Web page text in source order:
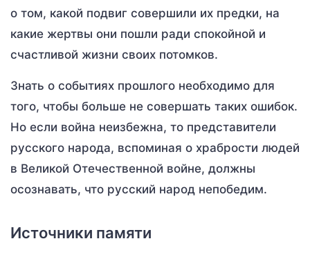
о том, какой подвиг совершили их предки, на
какие жертвы они пошли ради спокойной и
счастливой жизни своих потомков.
Знать о событиях прошлого необходимо для
того, чтобы больше не совершать таких ошибок.
Но если война неизбежна, то представители
русского народа, вспоминая о храбрости людей
в Великой Отечественной войне, должны
осознавать, что русский народ непобедим.
Источники памяти